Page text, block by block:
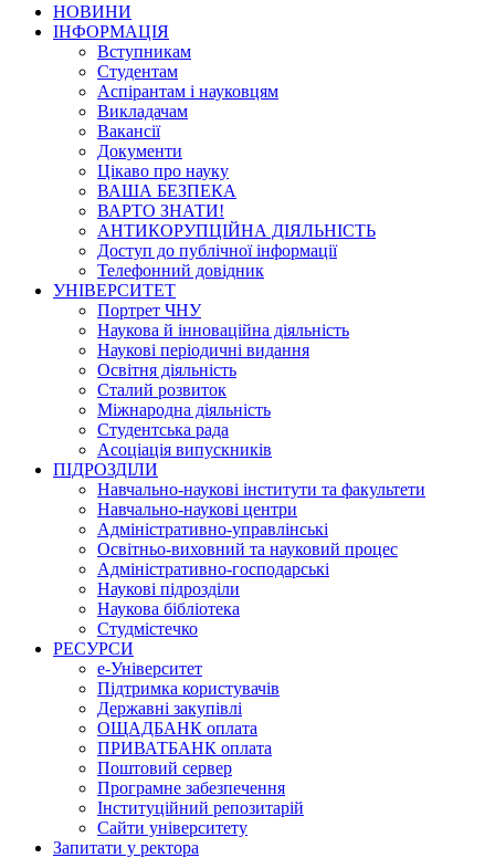
НОВИНИ
ІНФОРМАЦІЯ
Вступникам
Студентам
Аспірантам і науковцям
Викладачам
Вакансії
Документи
Цікаво про науку
ВАША БЕЗПЕКА
ВАРТО ЗНАТИ!
АНТИКОРУПЦІЙНА ДІЯЛЬНІСТЬ
Доступ до публічної інформації
Телефонний довідник
УНІВЕРСИТЕТ
Портрет ЧНУ
Наукова й інноваційна діяльність
Наукові періодичні видання
Освітня діяльність
Сталий розвиток
Міжнародна діяльність
Студентська рада
Асоціація випускників
ПІДРОЗДІЛИ
Навчально-наукові інститути та факультети
Навчально-наукові центри
Адміністративно-управлінські
Освітньо-виховний та науковий процес
Адміністративно-господарські
Наукові підрозділи
Наукова бібліотека
Студмістечко
РЕСУРСИ
е-Університет
Підтримка користувачів
Державні закупівлі
ОЩАДБАНК оплата
ПРИВАТБАНК оплата
Поштовий сервер
Програмне забезпечення
Інституційний репозитарій
Сайти університету
Запитати у ректора